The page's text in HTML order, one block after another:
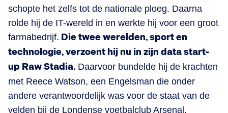
schopte het zelfs tot de nationale ploeg. Daarna
rolde hij de IT-wereld in en werkte hij voor een groot
farmabedrijf. Die twee werelden, sport en
technologie, verzoent hij nu in zijn data start-
up Raw Stadia. Daarvoor bundelde hij de krachten
met Reece Watson, een Engelsman die onder
andere verantwoordelijk was voor de staat van de
velden bij de Londense voetbalclub Arsenal.